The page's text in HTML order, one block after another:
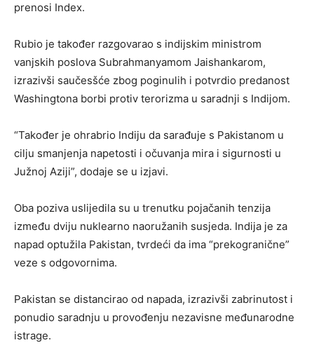
prenosi Index.
Rubio je također razgovarao s indijskim ministrom
vanjskih poslova Subrahmanyamom Jaishankarom,
izrazivši saučesšće zbog poginulih i potvrdio predanost
Washingtona borbi protiv terorizma u saradnji s Indijom.
“Također je ohrabrio Indiju da sarađuje s Pakistanom u
cilju smanjenja napetosti i očuvanja mira i sigurnosti u
Južnoj Aziji”, dodaje se u izjavi.
Oba poziva uslijedila su u trenutku pojačanih tenzija
između dviju nuklearno naoružanih susjeda. Indija je za
napad optužila Pakistan, tvrdeći da ima “prekogranične”
veze s odgovornima.
Pakistan se distancirao od napada, izrazivši zabrinutost i
ponudio saradnju u provođenju nezavisne međunarodne
istrage.